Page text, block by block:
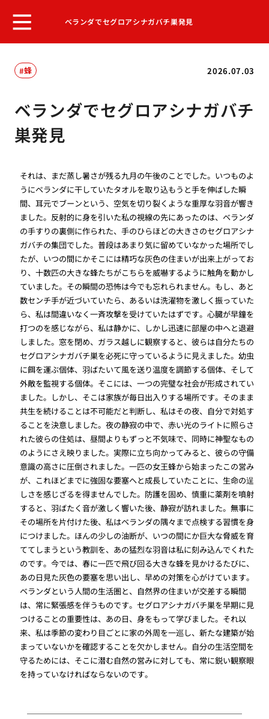
ベランダでセグロアシナガバチ巣発見
2026.07.03
蜂
ベランダでセグロアシナガバチ
巣発見
それは、まだ蒸し暑さが残る九月の午後のことでした。いつものよ
うにベランダに干していたタオルを取り込もうと手を伸ばした瞬
間、耳元でブーンという、空気を切り裂くような重厚な羽音が響き
ました。反射的に身を引いた私の視線の先にあったのは、ベランダ
の手すりの裏側に作られた、手のひらほどの大きさのセグロアシナ
ガバチの集団でした。普段はあまり気に留めていなかった場所でし
たが、いつの間にかそこには精巧な灰色の住まいが出来上がってお
り、十数匹の大きな蜂たちがこちらを威嚇するように触角を動かし
ていました。その瞬間の恐怖は今でも忘れられません。もし、あと
数センチ手が近づいていたら、あるいは洗濯物を激しく振っていた
ら、私は間違いなく一斉攻撃を受けていたはずです。心臓が早鐘を
打つのを感じながら、私は静かに、しかし迅速に部屋の中へと退避
しました。窓を閉め、ガラス越しに観察すると、彼らは自分たちの
セグロアシナガバチ巣を必死に守っているように見えました。幼虫
に餌を運ぶ個体、羽ばたいて風を送り温度を調節する個体、そして
外敵を監視する個体。そこには、一つの完璧な社会が形成されてい
ました。しかし、そこは家族が毎日出入りする場所です。そのまま
共生を続けることは不可能だと判断し、私はその夜、自分で対処す
ることを決意しました。夜の静寂の中で、赤い光のライトに照らさ
れた彼らの住処は、昼間よりもずっと不気味で、同時に神聖なもの
のようにさえ映りました。実際に立ち向かってみると、彼らの守備
意識の高さに圧倒されました。一匹の女王蜂から始まったこの営み
が、これほどまでに強固な要塞へと成長していたことに、生命の逞
しさを感じざるを得ませんでした。防護を固め、慎重に薬剤を噴射
すると、羽ばたく音が激しく響いた後、静寂が訪れました。無事に
その場所を片付けた後、私はベランダの隅々まで点検する習慣を身
につけました。ほんの少しの油断が、いつの間にか巨大な脅威を育
ててしまうという教訓を、あの猛烈な羽音は私に刻み込んでくれた
のです。今では、春に一匹で飛び回る大きな蜂を見かけるたびに、
あの日見た灰色の要塞を思い出し、早めの対策を心がけています。
ベランダという人間の生活圏と、自然界の住まいが交差する瞬間
は、常に緊張感を伴うものです。セグロアシナガバチ巣を早期に見
つけることの重要性は、あの日、身をもって学びました。それ以
来、私は季節の変わり目ごとに家の外周を一巡し、新たな建築が始
まっていないかを確認することを欠かしません。自分の生活空間を
守るためには、そこに潜む自然の営みに対しても、常に鋭い観察眼
を持っていなければならないのです。